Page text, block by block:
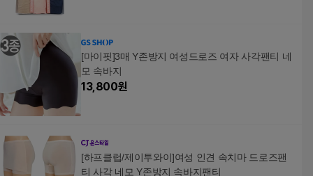
[마이핏]3매 Y존방지 여성드로즈 여자 사각팬티 네
모 속바지
13,800원
[하프클럽/제이투와이]여성 인견 속치마 드로즈팬
티 사각 네모 Y존방지 속바지팬티